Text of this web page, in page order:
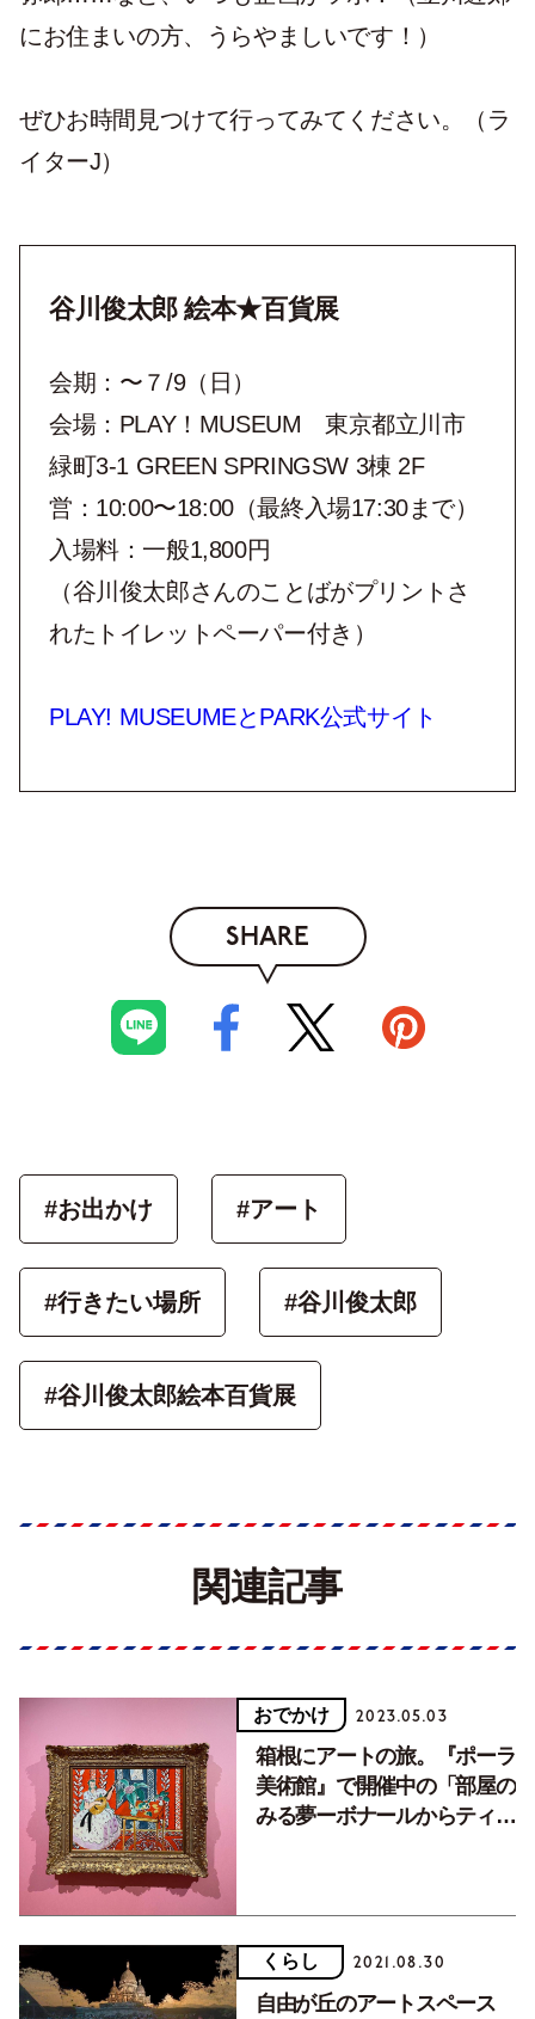
にお住まいの方、うらやましいです！）
ぜひお時間見つけて行ってみてください。（ラ
イターJ）
谷川俊太郎 絵本★百貨展
会期：〜７/9（日）
会場：PLAY！MUSEUM 東京都立川市
緑町3-1 GREEN SPRINGSW 3棟 2F
営：10:00〜18:00（最終入場17:30まで）
入場料：一般1,800円
（谷川俊太郎さんのことばがプリントさ
れたトイレットペーパー付き）
PLAY! MUSEUMEとPARK公式サイト
SHARE
#お出かけ #アート
#行きたい場所 #谷川俊太郎
#谷川俊太郎絵本百貨展
関連記事
おでかけ 2023.05.03
箱根にアートの旅。『ポーラ
美術館』で開催中の「部屋の
みる夢ーボナールからティル
くらし 2021.08.30
自由が丘のアートスペース